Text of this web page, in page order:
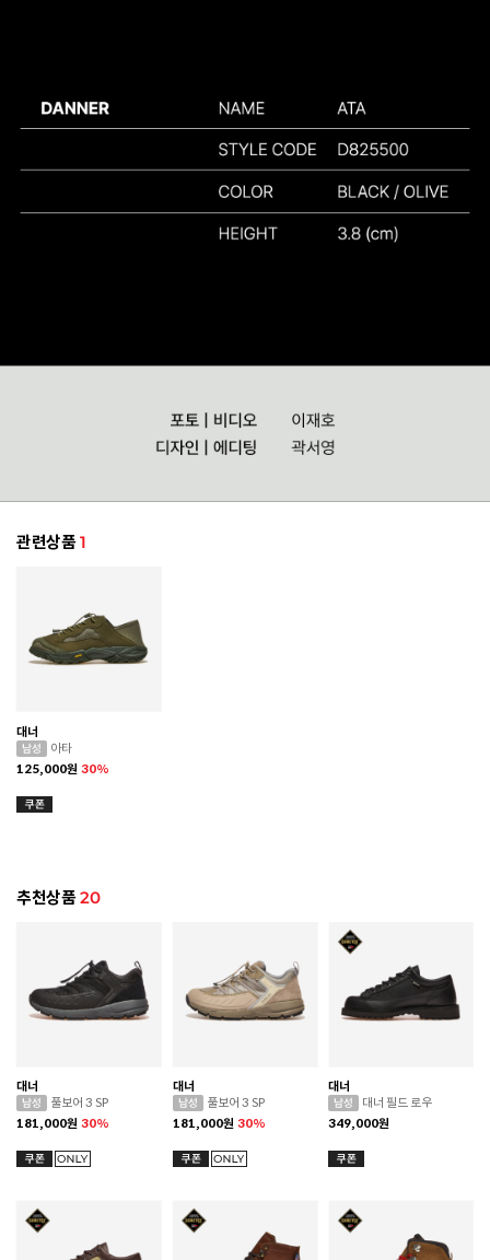
관련상품1
대너
아타
125,000원 30%
추천상품20
대너
풀보어 3 SP
181,000원 30%
대너
풀보어 3 SP
181,000원 30%
대너
대너 필드 로우
349,000원